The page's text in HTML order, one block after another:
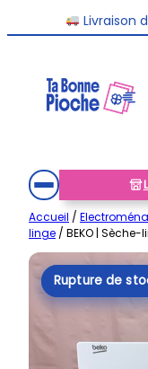
au
Livraison
Accueil /
linge / BEKO | Sèche-